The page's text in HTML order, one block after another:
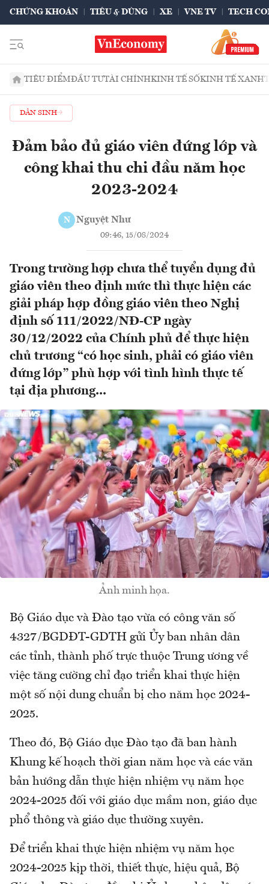
CHỨNG KHOÁN TIÊU & DÙNG XE VNE TV TECH
TIÊU ĐIỂMĐẦU TƯTÀI CHÍNHKINH TẾ SỐKINH TẾ XANH
DÂN SINH
Đảm bảo đủ giáo viên đứng lớp và
công khai thu chi đầu năm học
2023-2024
N Nguyệt Như
09:46, 15/08/2024
Trong trường hợp chưa thể tuyển dụng đủ
giáo viên theo định mức thì thực hiện các
giải pháp hợp đồng giáo viên theo Nghị
định số 111/2022/NĐ-CP ngày
30/12/2022 của Chính phủ để thực hiện
chủ trương “có học sinh, phải có giáo viên
đứng lớp” phù hợp với tình hình thực tế
tại địa phương...
Ảnh minh họa.
Bộ Giáo dục và Đào tạo vừa có công văn số
4327/BGDĐT-GDTH gửi Ủy ban nhân dân
các tỉnh, thành phố trực thuộc Trung ương về
việc tăng cường chỉ đạo triển khai thực hiện
một số nội dung chuẩn bị cho năm học 2024-
2025.
Theo đó, Bộ Giáo dục Đào tạo đã ban hành
Khung kế hoạch thời gian năm học và các văn
bản hướng dẫn thực hiện nhiệm vụ năm học
2024-2025 đối với giáo dục mầm non, giáo dục
phổ thông và giáo dục thường xuyên.
Để triển khai thực hiện nhiệm vụ năm học
2024-2025 kịp thời, thiết thực, hiệu quả, Bộ